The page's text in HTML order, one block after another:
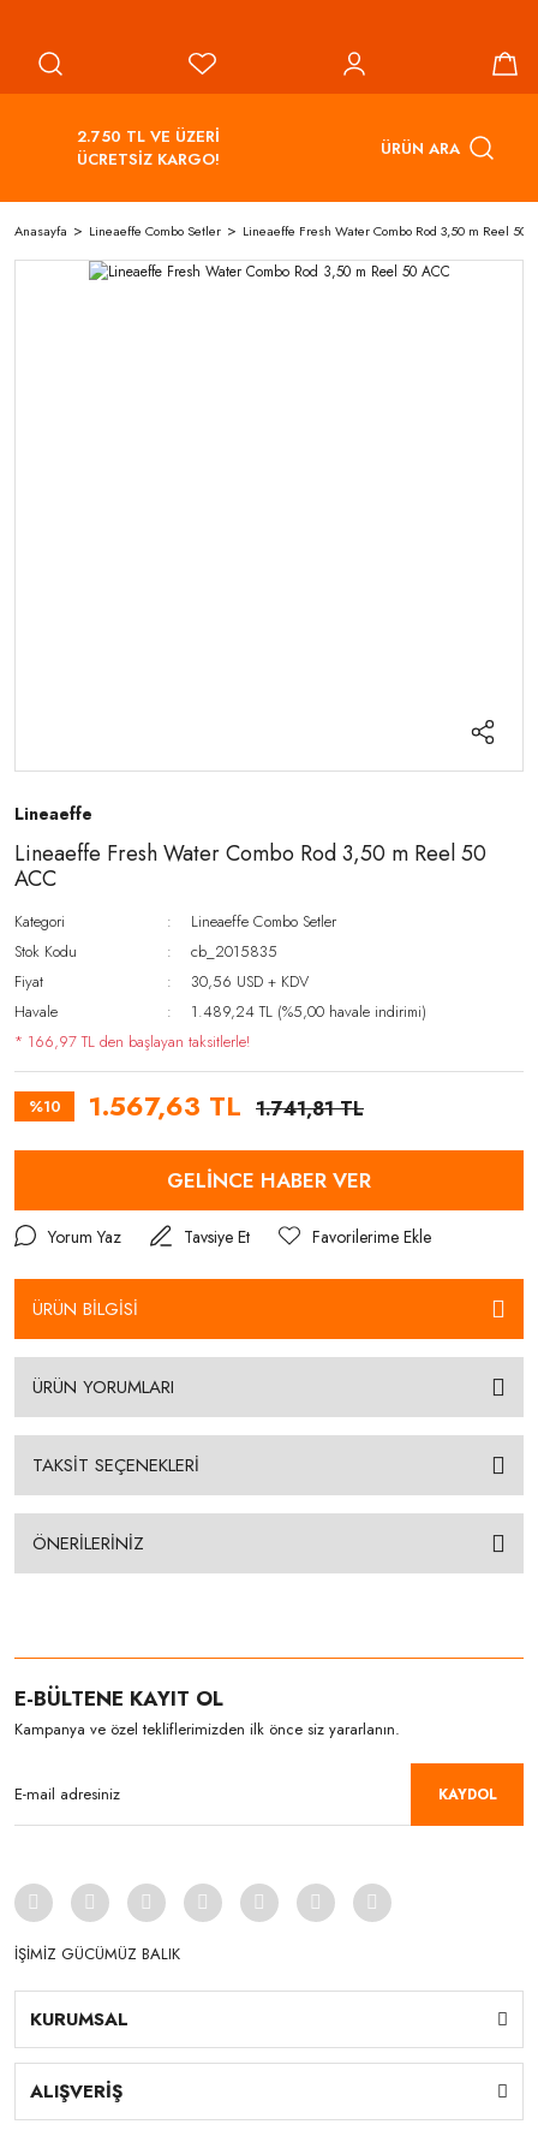
2.750 TL VE ÜZERİ
ÜCRETSİZ KARGO!
ÜRÜN ARA
Anasayfa Lineaeffe Combo Setler Lineaeffe Fresh Water Combo Rod 3,50 m Reel 50
Lineaeffe
Lineaeffe Fresh Water Combo Rod 3,50 m Reel 50
ACC
Kategori
Lineaeffe Combo Setler
Stok Kodu
cb_2015835
Fiyat
30,56 USD + KDV
Havale
1.489,24 TL (%5,00 havale indirimi)
* 166,97 TL den başlayan taksitlerle!
%10 1.567,63 TL 1.741,81 TL
GELİNCE HABER VER
Yorum Yaz Tavsiye Et
ÜRÜN BİLGİSİ
ÜRÜN YORUMLARI
TAKSİT SEÇENEKLERİ
ÖNERİLERİNİZ
E-BÜLTENE KAYIT OL
Kampanya ve özel tekliflerimizden ilk önce siz yararlanın.
KAYDOL
İŞİMİZ GÜCÜMÜZ BALIK
KURUMSAL
ALIŞVERİŞ